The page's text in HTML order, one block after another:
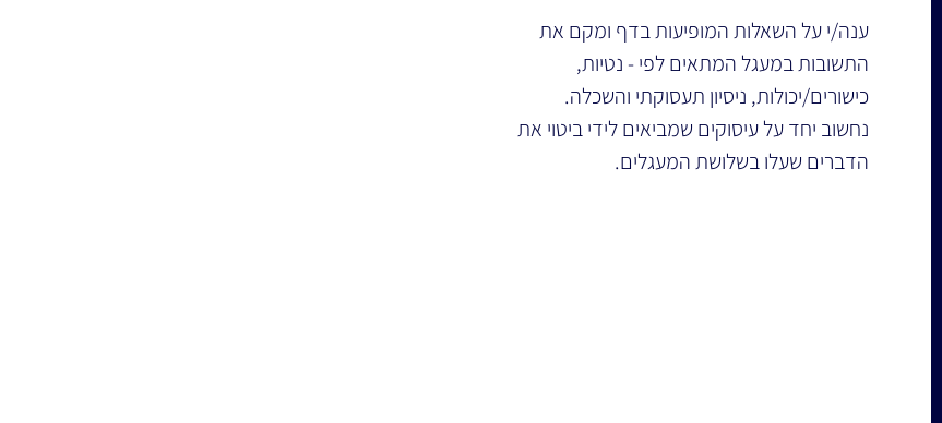
ענה/י על השאלות המופיעות בדף ומקם את
התשובות במעגל המתאים לפי - נטיות,
כישורים/יכולות, ניסיון תעסוקתי והשכלה.
נחשוב יחד על עיסוקים שמביאים לידי ביטוי את
הדברים שעלו בשלושת המעגלים.